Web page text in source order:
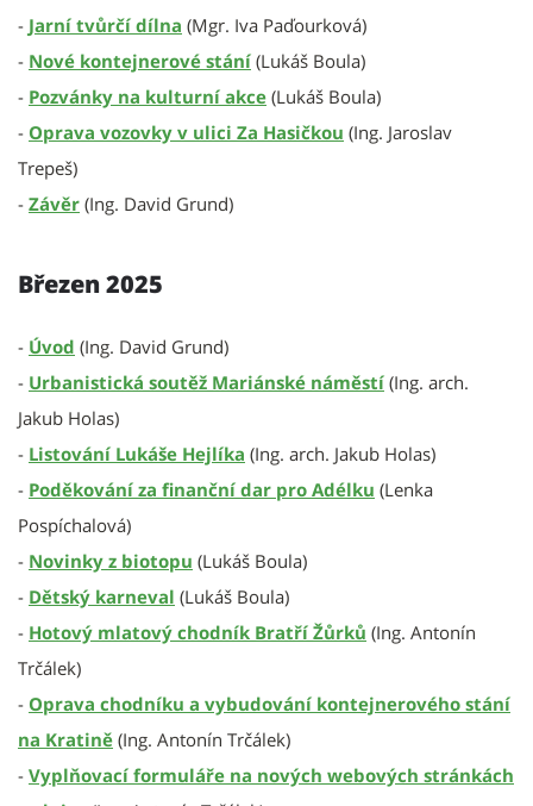
- Jarní tvůrčí dílna (Mgr. Iva Paďourková)
- Nové kontejnerové stání (Lukáš Boula)
- Pozvánky na kulturní akce (Lukáš Boula)
- Oprava vozovky v ulici Za Hasičkou (Ing. Jaroslav
Trepeš)
- Závěr (Ing. David Grund)
Březen 2025
- Úvod (Ing. David Grund)
- Urbanistická soutěž Mariánské náměstí (Ing. arch.
Jakub Holas)
- Listování Lukáše Hejlíka (Ing. arch. Jakub Holas)
- Poděkování za finanční dar pro Adélku (Lenka
Pospíchalová)
- Novinky z biotopu (Lukáš Boula)
- Dětský karneval (Lukáš Boula)
- Hotový mlatový chodník Bratří Žůrků (Ing. Antonín
Trčálek)
- Oprava chodníku a vybudování kontejnerového stání
na Kratině (Ing. Antonín Trčálek)
- Vyplňovací formuláře na nových webových stránkách